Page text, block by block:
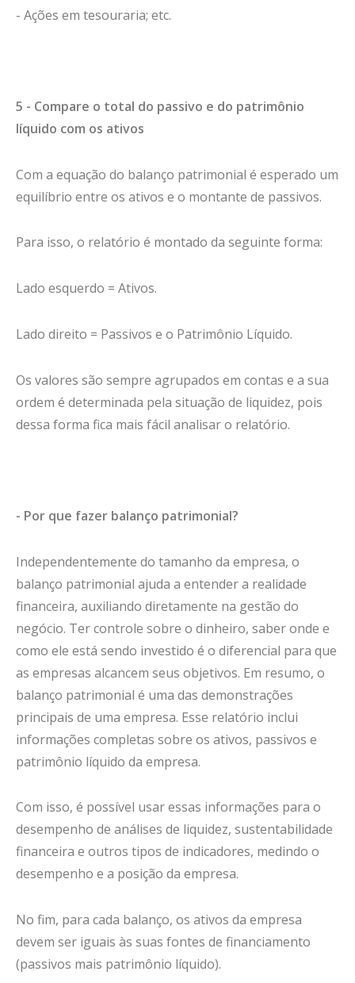
- Ações em tesouraria; etc.
5 - Compare o total do passivo e do patrimônio
líquido com os ativos
Com a equação do balanço patrimonial é esperado um
equilíbrio entre os ativos e o montante de passivos.
Para isso, o relatório é montado da seguinte forma:
Lado esquerdo = Ativos.
Lado direito = Passivos e o Patrimônio Líquido.
Os valores são sempre agrupados em contas e a sua
ordem é determinada pela situação de liquidez, pois
dessa forma fica mais fácil analisar o relatório.
- Por que fazer balanço patrimonial?
Independentemente do tamanho da empresa, o
balanço patrimonial ajuda a entender a realidade
financeira, auxiliando diretamente na gestão do
negócio. Ter controle sobre o dinheiro, saber onde e
como ele está sendo investido é o diferencial para que
as empresas alcancem seus objetivos. Em resumo, o
balanço patrimonial é uma das demonstrações
principais de uma empresa. Esse relatório inclui
informações completas sobre os ativos, passivos e
patrimônio líquido da empresa.
Com isso, é possível usar essas informações para o
desempenho de análises de liquidez, sustentabilidade
financeira e outros tipos de indicadores, medindo o
desempenho e a posição da empresa.
No fim, para cada balanço, os ativos da empresa
devem ser iguais às suas fontes de financiamento
(passivos mais patrimônio líquido).